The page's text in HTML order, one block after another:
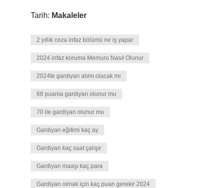
Tarih: Makaleler
2 yıllık ceza infaz bölümü ne iş yapar
2024 infaz koruma Memuru Nasıl Olunur
2024te gardiyan alımı olacak mı
68 puanla gardiyan olunur mu
70 ile gardiyan olunur mu
Gardiyan eğitimi kaç ay
Gardiyan kaç saat çalışır
Gardiyan maaşı kaç para
Gardiyan olmak için kaç puan gerekir 2024